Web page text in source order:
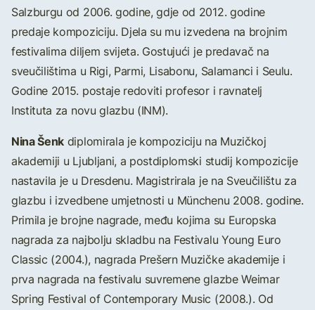
Salzburgu od 2006. godine, gdje od 2012. godine
predaje kompoziciju. Djela su mu izvedena na brojnim
festivalima diljem svijeta. Gostujući je predavač na
sveučilištima u Rigi, Parmi, Lisabonu, Salamanci i Seulu.
Godine 2015. postaje redoviti profesor i ravnatelj
Instituta za novu glazbu (INM).
Nina Šenk diplomirala je kompoziciju na Muzičkoj
akademiji u Ljubljani, a postdiplomski studij kompozicije
nastavila je u Dresdenu. Magistrirala je na Sveučilištu za
glazbu i izvedbene umjetnosti u Münchenu 2008. godine.
Primila je brojne nagrade, među kojima su Europska
nagrada za najbolju skladbu na Festivalu Young Euro
Classic (2004.), nagrada Prešern Muzičke akademije i
prva nagrada na festivalu suvremene glazbe Weimar
Spring Festival of Contemporary Music (2008.). Od